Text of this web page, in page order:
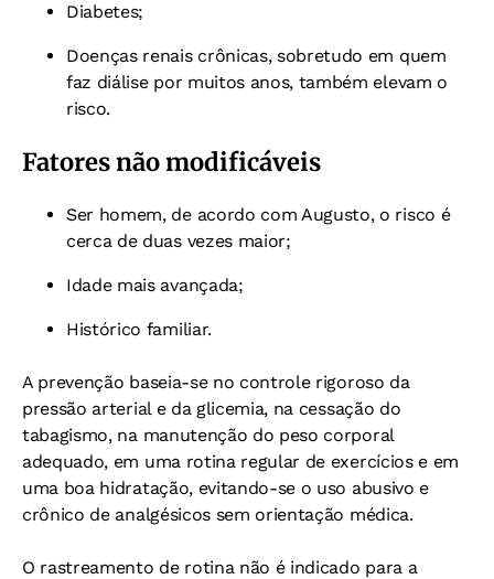
Diabetes;
Doenças renais crônicas, sobretudo em quem
faz diálise por muitos anos, também elevam o
risco.
Fatores não modificáveis
Ser homem, de acordo com Augusto, o risco é
cerca de duas vezes maior;
Idade mais avançada;
Histórico familiar.
A prevenção baseia-se no controle rigoroso da
pressão arterial e da glicemia, na cessação do
tabagismo, na manutenção do peso corporal
adequado, em uma rotina regular de exercícios e em
uma boa hidratação, evitando-se o uso abusivo e
crônico de analgésicos sem orientação médica.
O rastreamento de rotina não é indicado para a